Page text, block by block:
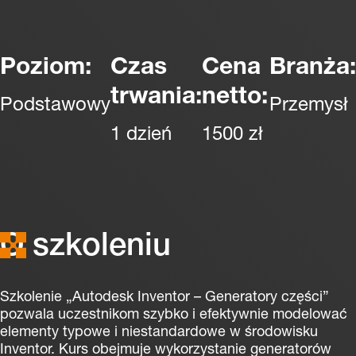
Poziom:
Podstawowy
Czas
trwania:
1 dzień
Cena
netto:
1500 zł
Branża:
Przemysł
O szkoleniu
Szkolenie „Autodesk Inventor – Generatory części”
pozwala uczestnikom szybko i efektywnie modelować
elementy typowe i niestandardowe w środowisku
Inventor. Kurs obejmuje wykorzystanie generatorów